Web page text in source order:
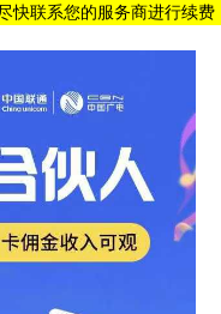
快联系您的服务商进行续费